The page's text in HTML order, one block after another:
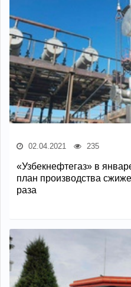
02.04.2021 235
«Узбекнефтегаз» в
план производства
раза